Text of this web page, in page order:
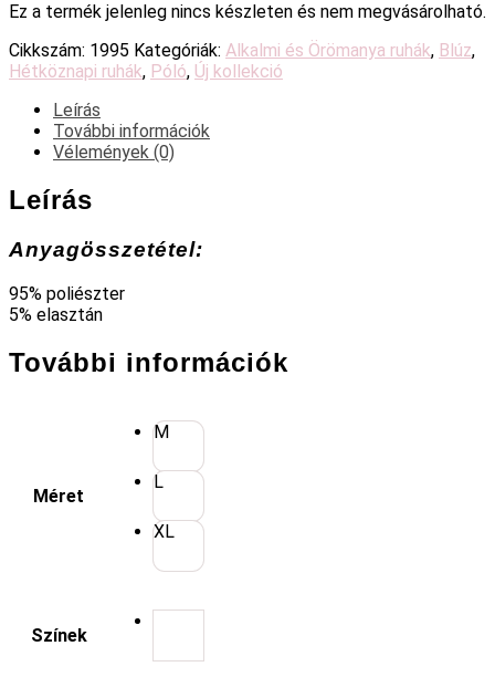
Ez a termék jelenleg nincs készleten és nem megvásárolható.
Cikkszám: 1995 Kategóriák: Alkalmi és Örömanya ruhák, Blúz,
Hétköznapi ruhák, Póló, Új kollekció
Leírás
További információk
Vélemények (0)
Leírás
Anyagösszetétel:
95% poliészter
5% elasztán
További információk
Méret
M
L
XL
Színek